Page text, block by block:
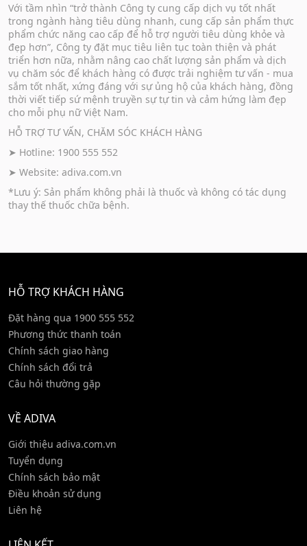
Với tầm nhìn “trở thành Công ty cung cấp dịch vụ tốt nhất
trong ngành hàng tiêu dùng nhanh, cung cấp sản phẩm thực
phẩm chức năng cao cấp để hỗ trợ người tiêu dùng khỏe và
đẹp hơn”, Công ty đặt mục tiêu liên tục toàn thiện và phát
triển hơn nữa, nhằm nâng cao chất lượng sản phẩm và dịch
vụ chăm sóc để khách hàng có được trải nghiệm tư vấn - mua
sắm tốt nhất, xứng đáng với sự ủng hộ của khách hàng, đồng
thời viết tiếp sứ mệnh truyền sự tự tin và cảm hứng làm đẹp
cho mỗi phụ nữ Việt Nam.
HỖ TRỢ TƯ VẤN, CHĂM SÓC KHÁCH HÀNG
➤ Hotline: 1900 555 552
➤ Website: adiva.com.vn
*Lưu ý: Sản phẩm không phải là thuốc và không có tác dụng
thay thế thuốc chữa bệnh.
HỖ TRỢ KHÁCH HÀNG
Đặt hàng qua 1900 555 552
Phương thức thanh toán
Chính sách giao hàng
Chính sách đổi trả
Câu hỏi thường gặp
VỀ ADIVA
Giới thiệu adiva.com.vn
Tuyển dụng
Chính sách bảo mật
Điều khoản sử dụng
Liên hệ